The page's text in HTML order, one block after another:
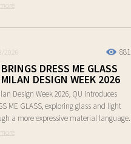
881
2026
DRESS ME GLASS
DESIGN WEEK 2026
Design Week 2026, QU introduces
ME GLASS, exploring glass and light
a more expressive material language.